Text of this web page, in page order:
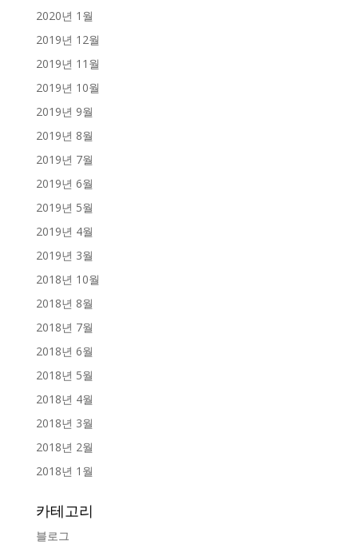
2020년 1월
2019년 12월
2019년 11월
2019년 10월
2019년 9월
2019년 8월
2019년 7월
2019년 6월
2019년 5월
2019년 4월
2019년 3월
2018년 10월
2018년 8월
2018년 7월
2018년 6월
2018년 5월
2018년 4월
2018년 3월
2018년 2월
2018년 1월
카테고리
블로그